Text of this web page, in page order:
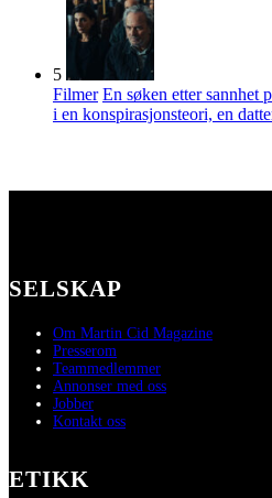
5
Filmer En søken etter sannhet
i en konspirasjonsteori, en
SELSKAP
Om Martin Cid Magazine
Presserom
Teammedlemmer
Annonser med oss
Jobber
Kontakt oss
ETIKK